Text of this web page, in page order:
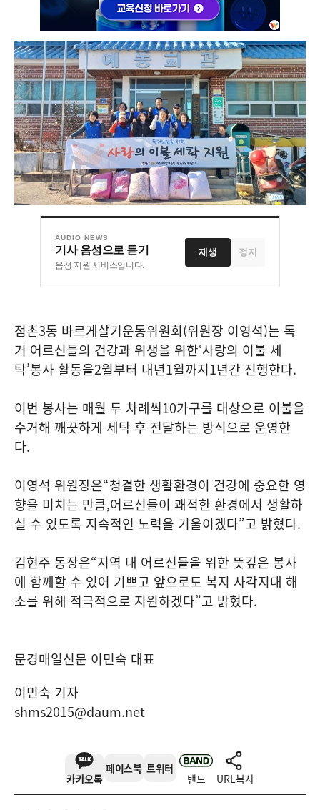
AUDIO NEWS
기사 음성으로 듣기
음성 지원 서비스입니다.
재생 정지
점촌3동 바르게살기운동위원회(위원장 이영석)는 독
거 어르신들의 건강과 위생을 위한‘사랑의 이불 세
탁’봉사 활동을2월부터 내년1월까지1년간 진행한다.
이번 봉사는 매월 두 차례씩10가구를 대상으로 이불을
수거해 깨끗하게 세탁 후 전달하는 방식으로 운영한
다.
이영석 위원장은“청결한 생활환경이 건강에 중요한 영
향을 미치는 만큼,어르신들이 쾌적한 환경에서 생활하
실 수 있도록 지속적인 노력을 기울이겠다”고 밝혔다.
김현주 동장은“지역 내 어르신들을 위한 뜻깊은 봉사
에 함께할 수 있어 기쁘고 앞으로도 복지 사각지대 해
소를 위해 적극적으로 지원하겠다”고 밝혔다.
문경매일신문 이민숙 대표
이민숙 기자
shms2015@daum.net
카카오톡
페이스북 트위터
밴드 URL복사